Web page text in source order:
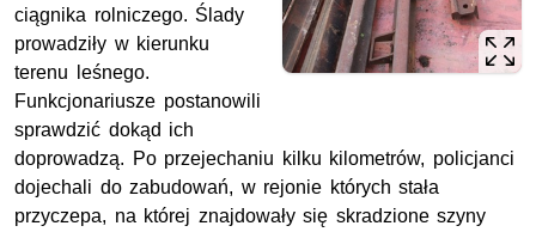
ciągnika rolniczego. Ślady
prowadziły w kierunku
terenu leśnego.
Funkcjonariusze postanowili
sprawdzić dokąd ich
doprowadzą. Po przejechaniu kilku kilometrów, policjanci
dojechali do zabudowań, w rejonie których stała
przyczepa, na której znajdowały się skradzione szyny